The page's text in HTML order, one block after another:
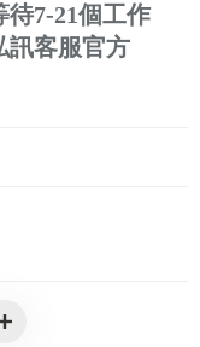
待7-21個工作
訊客服官方